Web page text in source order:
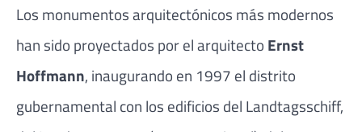
Los monumentos arquitectónicos más modernos
han sido proyectados por el arquitecto Ernst
Hoffmann, inaugurando en 1997 el distrito
gubernamental con los edificios del Landtagsschiff,